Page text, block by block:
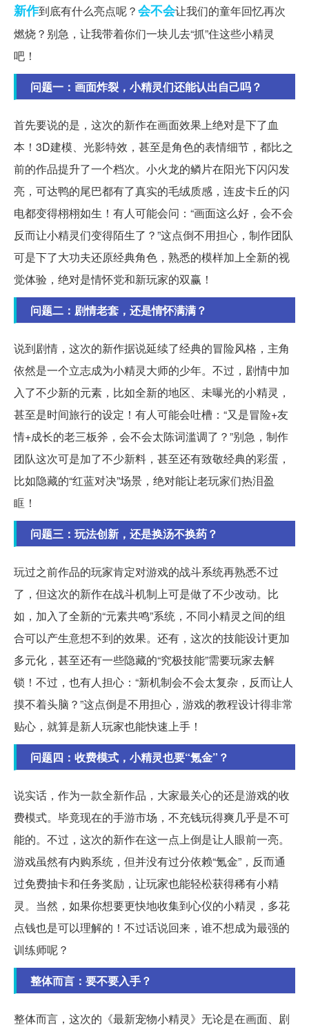
新作到底有什么亮点呢？会不会让我们的童年回忆再次
燃烧？别急，让我带着你们一块儿去“抓”住这些小精灵
吧！
问题一：画面炸裂，小精灵们还能认出自己吗？
首先要说的是，这次的新作在画面效果上绝对是下了血
本！3D建模、光影特效，甚至是角色的表情细节，都比之
前的作品提升了一个档次。小火龙的鳞片在阳光下闪闪发
亮，可达鸭的尾巴都有了真实的毛绒质感，连皮卡丘的闪
电都变得栩栩如生！有人可能会问：“画面这么好，会不会
反而让小精灵们变得陌生了？”这点倒不用担心，制作团队
可是下了大功夫还原经典角色，熟悉的模样加上全新的视
觉体验，绝对是情怀党和新玩家的双赢！
问题二：剧情老套，还是情怀满满？
说到剧情，这次的新作据说延续了经典的冒险风格，主角
依然是一个立志成为小精灵大师的少年。不过，剧情中加
入了不少新的元素，比如全新的地区、未曝光的小精灵，
甚至是时间旅行的设定！有人可能会吐槽：“又是冒险+友
情+成长的老三板斧，会不会太陈词滥调了？”别急，制作
团队这次可是加了不少新料，甚至还有致敬经典的彩蛋，
比如隐藏的“红蓝对决”场景，绝对能让老玩家们热泪盈
眶！
问题三：玩法创新，还是换汤不换药？
玩过之前作品的玩家肯定对游戏的战斗系统再熟悉不过
了，但这次的新作在战斗机制上可是做了不少改动。比
如，加入了全新的“元素共鸣”系统，不同小精灵之间的组
合可以产生意想不到的效果。还有，这次的技能设计更加
多元化，甚至还有一些隐藏的“究极技能”需要玩家去解
锁！不过，也有人担心：“新机制会不会太复杂，反而让人
摸不着头脑？”这点倒是不用担心，游戏的教程设计得非常
贴心，就算是新人玩家也能快速上手！
问题四：收费模式，小精灵也要“氪金”？
说实话，作为一款全新作品，大家最关心的还是游戏的收
费模式。毕竟现在的手游市场，不充钱玩得爽几乎是不可
能的。不过，这次的新作在这一点上倒是让人眼前一亮。
游戏虽然有内购系统，但并没有过分依赖“氪金”，反而通
过免费抽卡和任务奖励，让玩家也能轻松获得稀有小精
灵。当然，如果你想要更快地收集到心仪的小精灵，多花
点钱也是可以理解的！不过话说回来，谁不想成为最强的
训练师呢？
整体而言：要不要入手？
整体而言，这次的《最新宠物小精灵》无论是在画面、剧